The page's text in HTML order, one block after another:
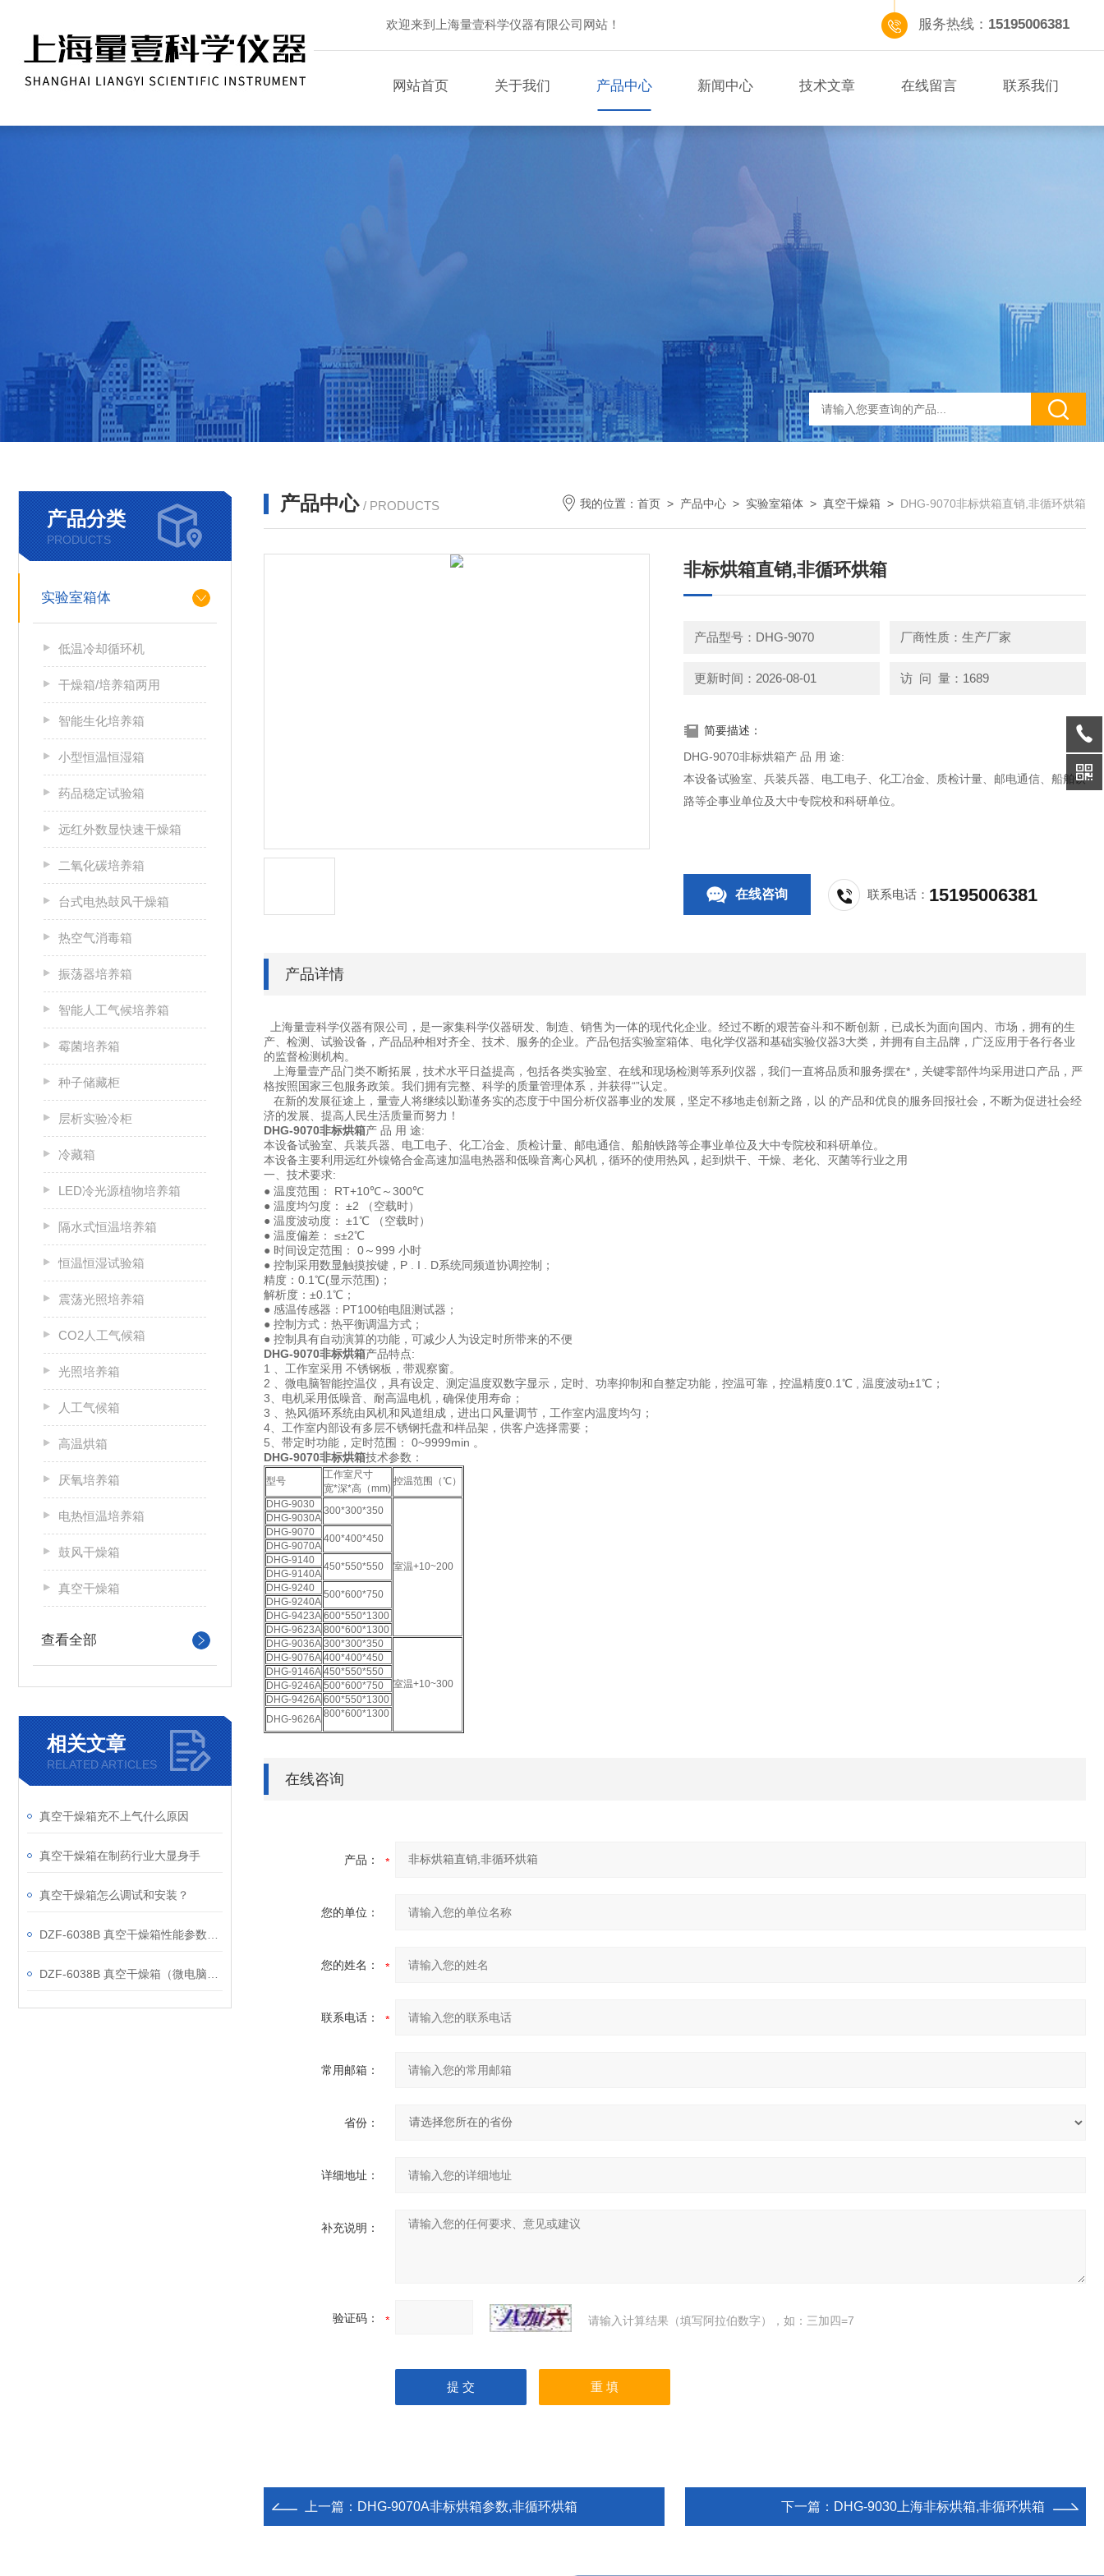
欢迎来到上海量壹科学仪器有限公司网站！ 服务热线： 15195006381
网站首页 关于我们 产品中心 新闻中心 技术文章 在线留言 联系我们
产品分类
PRODUCTS
实验室箱体
低温冷却循环机
干燥箱/培养箱两用
智能生化培养箱
小型恒温恒湿箱
药品稳定试验箱
远红外数显快速干燥箱
二氧化碳培养箱
台式电热鼓风干燥箱
热空气消毒箱
振荡器培养箱
智能人工气候培养箱
霉菌培养箱
种子储藏柜
层析实验冷柜
冷藏箱
LED冷光源植物培养箱
隔水式恒温培养箱
恒温恒湿试验箱
震荡光照培养箱
CO2人工气候箱
光照培养箱
人工气候箱
高温烘箱
厌氧培养箱
电热恒温培养箱
鼓风干燥箱
真空干燥箱
查看全部
相关文章
RELATED ARTICLES
真空干燥箱充不上气什么原因
真空干燥箱在制药行业大显身手
真空干燥箱怎么调试和安装？
产品中心 / PRODUCTS 我的位置： 首页 > 产品中心 > 实验室箱体 > 真空干燥箱 > DHG-9070非标烘箱直销,非循环烘箱
非标烘箱直销,非循环烘箱
产品型号：DHG-9070 厂商性质：生产厂家
更新时间：2026-08-01 访 问 量：1689
简要描述：
DHG-9070非标烘箱产 品 用 途:
本设备试验室、兵装兵器、电工电子、化工冶金、质检计量、邮电通信、船舶铁
路等企事业单位及大中专院校和科研单位。
在线咨询 联系电话： 15195006381
产品详情
上海量壹科学仪器有限公司，是一家集科学仪器研发、制造、销售为一体的现代化企业。经过不断的艰苦奋斗和不断创新，已成长为面向国内、市场，拥有的生
产、检测、试验设备，产品品种相对齐全、技术、服务的企业。产品包括实验室箱体、电化学仪器和基础实验仪器3大类，并拥有自主品牌，广泛应用于各行各业
的监督检测机构。
上海量壹产品门类不断拓展，技术水平日益提高，包括各类实验室、在线和现场检测等系列仪器，我们一直将品质和服务摆在*，关键零部件均采用进口产品，严
格按照国家三包服务政策。我们拥有完整、科学的质量管理体系，并获得“”认定。
在新的发展征途上，量壹人将继续以勤谨务实的态度于中国分析仪器事业的发展，坚定不移地走创新之路，以 的产品和优良的服务回报社会，不断为促进社会经
济的发展、提高人民生活质量而努力！
DHG-9070非标烘箱产 品 用 途:
本设备试验室、兵装兵器、电工电子、化工冶金、质检计量、邮电通信、船舶铁路等企事业单位及大中专院校和科研单位。
本设备主要利用远红外镍铬合金高速加温电热器和低噪音离心风机，循环的使用热风，起到烘干、干燥、老化、灭菌等行业之用
一、技术要求:
● 温度范围： RT+10℃～300℃
● 温度均匀度： ±2 （空载时）
● 温度波动度： ±1℃ （空载时）
● 温度偏差： ≤±2℃
● 时间设定范围： 0～999 小时
● 控制采用数显触摸按键，P . I . D系统同频道协调控制；
精度：0.1℃(显示范围)；
解析度：±0.1℃；
● 感温传感器：PT100铂电阻测试器；
● 控制方式：热平衡调温方式；
● 控制具有自动演算的功能，可减少人为设定时所带来的不便
DHG-9070非标烘箱产品特点:
1 、工作室采用 不锈钢板，带观察窗。
2 、微电脑智能控温仪，具有设定、测定温度双数字显示，定时、功率抑制和自整定功能，控温可靠，控温精度0.1℃ , 温度波动±1℃；
3、电机采用低噪音、耐高温电机，确保使用寿命；
3 、热风循环系统由风机和风道组成，进出口风量调节，工作室内温度均匀；
4、工作室内部设有多层不锈钢托盘和样品架，供客户选择需要；
5、带定时功能，定时范围： 0~9999min 。
DHG-9070非标烘箱技术参数：
型号
工作室尺寸
宽*深*高（mm)
控温范围（℃）
DHG-9030
300*300*350
室温+10~200
DHG-9030A
DHG-9070
400*400*450
DHG-9070A
DHG-9140
450*550*550
DHG-9140A
DHG-9240
500*600*750
DHG-9240A
DHG-9423A 600*550*1300
DHG-9623A 800*600*1300
DHG-9036A 300*300*350
室温+10~300
DHG-9076A 400*400*450
DHG-9146A 450*550*550
DHG-9246A 500*600*750
DHG-9426A 600*550*1300
DHG-9626A 800*600*1300
在线咨询
产品：
您的单位：
您的姓名：
联系电话：
常用邮箱：
省份：
详细地址：
补充说明：
验证码： 请输入计算结果（填写阿拉伯数字），如：三加四=7
上一篇： DHG-9070A非标烘箱参数,非循环烘箱 下一篇： DHG-9030上海非标烘箱,非循环烘箱